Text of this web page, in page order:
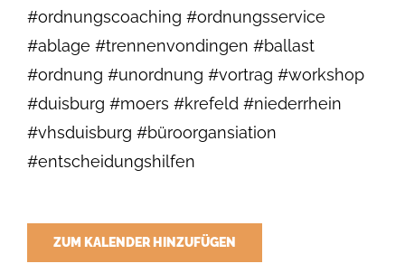
#ordnungscoaching #ordnungsservice
#ablage #trennenvondingen #ballast
#ordnung #unordnung #vortrag #workshop
#duisburg #moers #krefeld #niederrhein
#vhsduisburg #büroorgansiation
#entscheidungshilfen
ZUM KALENDER HINZUFÜGEN